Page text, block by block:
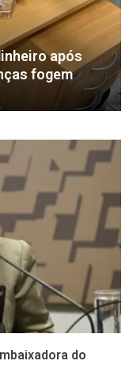
após
fogem
do